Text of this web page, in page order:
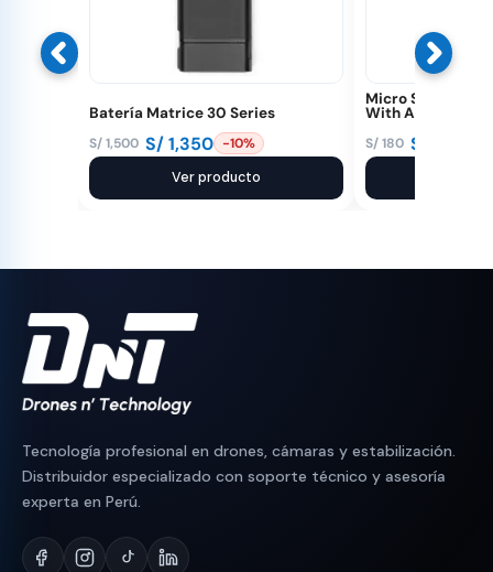
Batería Matrice 30 Series
S/1,500
El
original
S/1,350
El
actual
-10%
Ver producto
Micro SD 64 GB
With Adapter
S/180
El
original
S/
El
actual
Tecnología profesional en drones, cámaras y estabilización.
Distribuidor especializado con soporte técnico y asesoría
experta en Perú.